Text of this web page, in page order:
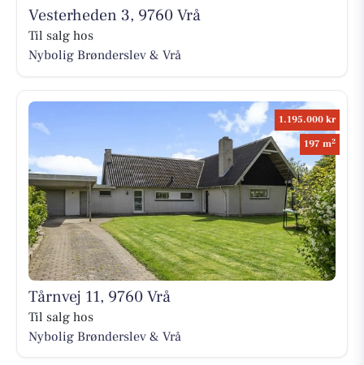
Vesterheden 3, 9760 Vrå
Til salg hos
Nybolig Brønderslev & Vrå
1.195.000 kr
197 m2
Tårnvej 11, 9760 Vrå
Til salg hos
Nybolig Brønderslev & Vrå